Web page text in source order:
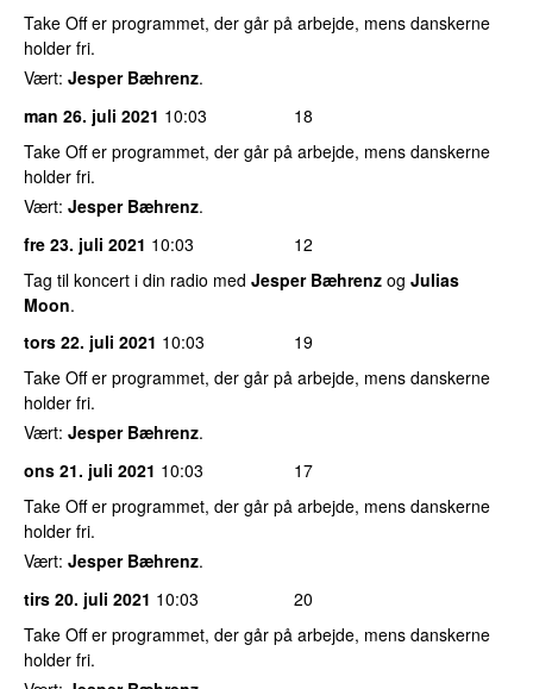
Take Off er programmet, der går på arbejde, mens danskerne
holder fri.
Vært: Jesper Bæhrenz.
man 26. juli 2021 10:03
18
Take Off er programmet, der går på arbejde, mens danskerne
holder fri.
Vært: Jesper Bæhrenz.
fre 23. juli 2021 10:03
12
Tag til koncert i din radio med Jesper Bæhrenz og Julias
Moon.
tors 22. juli 2021 10:03
19
Take Off er programmet, der går på arbejde, mens danskerne
holder fri.
Vært: Jesper Bæhrenz.
ons 21. juli 2021 10:03
17
Take Off er programmet, der går på arbejde, mens danskerne
holder fri.
Vært: Jesper Bæhrenz.
tirs 20. juli 2021 10:03
20
Take Off er programmet, der går på arbejde, mens danskerne
holder fri.